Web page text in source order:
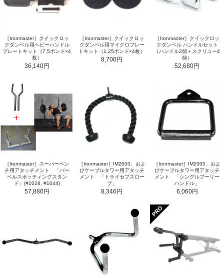
［Ironmaster］クイックロッ
クダンベル用ヘビーハンドル
プレートキット（7.5ポンド×4
枚）
36,140円
［Ironmaster］クイックロッ
クダンベル用マイクロプレー
トキット（1.25ポンド×4枚）
8,700円
［Ironmaster］クイックロッ
クダンベル ハンドルセット
（ハンドル2個＋スクリュー4
個）
52,680円
［Ironmaster］スーパーベン
チ用アタッチメント 「バー
ベルスポッティングスタン
ド」(#1028, #1044)
57,880円
［Ironmaster］IM2000、およ
びケーブルタワー用アタッチ
メント 「トライセプスロー
プ」
8,346円
［Ironmaster］IM2000、およ
びケーブルタワー用アタッチ
メント 「シングルプーリー
ハンドル」
6,060円